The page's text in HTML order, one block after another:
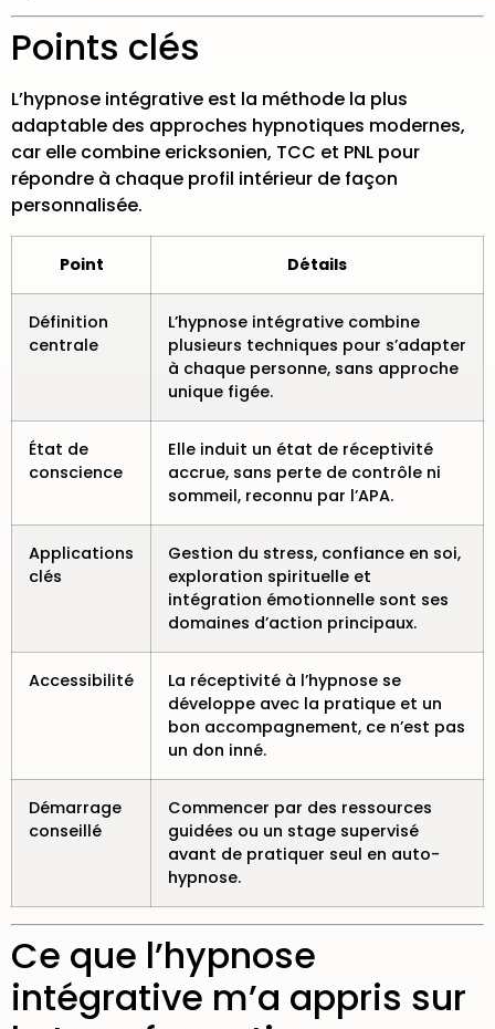
Points clés
L’hypnose intégrative est la méthode la plus
adaptable des approches hypnotiques modernes,
car elle combine ericksonien, TCC et PNL pour
répondre à chaque profil intérieur de façon
personnalisée.
Point Détails
Définition
centrale
L’hypnose intégrative combine
plusieurs techniques pour s’adapter
à chaque personne, sans approche
unique figée.
État de
conscience
Elle induit un état de réceptivité
accrue, sans perte de contrôle ni
sommeil, reconnu par l’APA.
Applications
clés
Gestion du stress, confiance en soi,
exploration spirituelle et
intégration émotionnelle sont ses
domaines d’action principaux.
Accessibilité
La réceptivité à l’hypnose se
développe avec la pratique et un
bon accompagnement, ce n’est pas
un don inné.
Démarrage
conseillé
Commencer par des ressources
guidées ou un stage supervisé
avant de pratiquer seul en auto-
hypnose.
Ce que l’hypnose
intégrative m’a appris sur